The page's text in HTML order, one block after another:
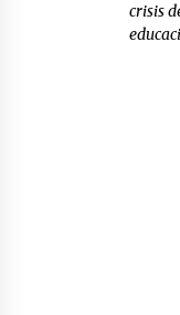
crisis